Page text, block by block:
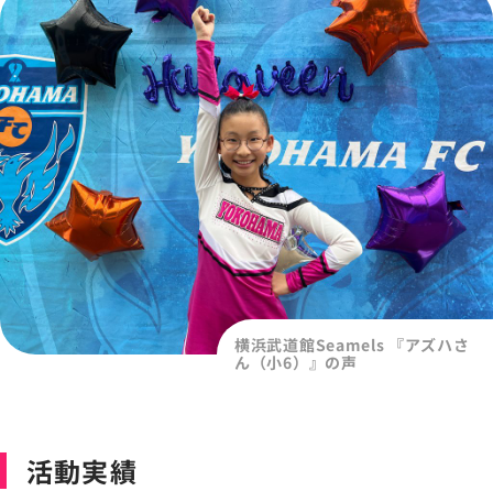
横浜武道館Seamels 『アズハさ
ん（小6）』の声
活動実績